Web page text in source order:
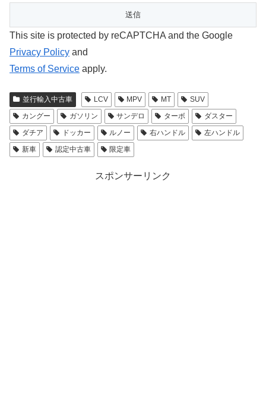
This site is protected by reCAPTCHA and the Google
Privacy Policy and
Terms of Service apply.
並行輸入中古車 LCV MPV MT
SUV
カングー
ガソリン サンデロ ターボ
ダスター
ダチア
ドッカー ルノー 右ハンドル
左ハンドル
新車
認定中古車 限定車
スポンサーリンク